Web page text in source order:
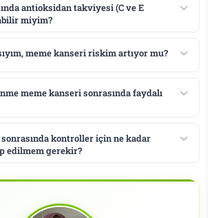
antioksidan takviyesi (C ve E
miyim?
meme kanseri riskim artıyor mu?
meme kanseri sonrasında faydalı
kontroller için ne kadar
edilmem gerekir?